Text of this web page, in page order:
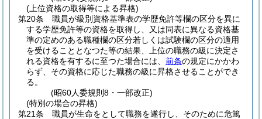
(上位資格の取得等による昇格)
第20条
職員が級別資格基準表の学歴免許等欄の区分を異に
する学歴免許等の資格を取得し、又は同表に異なる資格基
準の定めのある職種欄の区分若しくは試験欄の区分の適用
を受けることとなつた等の結果、上位の職務の級に決定さ
れる資格を有するに至つた場合には、 前条の規定にかかわ
らず、その資格に応じた職務の級に昇格させることができ
る。
(昭60人委規則8・一部改正)
(特別の場合の昇格)
第21条
職員が生命をとして職務を遂行し、そのために危篤